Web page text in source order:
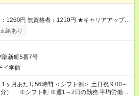
円 無資格者：1210円 ★キャリアアップ制
アップします！ 【試用期間】試用期間
長さ：3ヶ月 雇用形態、給与は本採用時と同じ
給あり
部新町5番7号
イ学館
ヶ月あたり56時間 ＜シフト例＞ 土日祝 9:00～
務 平均労働時